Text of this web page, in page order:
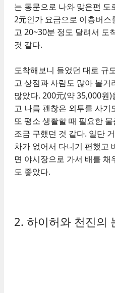
는 동문으로 나와 맞은편 도
2元인가 요금으로 이층버스
고 20~30분 정도 달려서 도
것 같다.
도착해보니 들었던 대로 규
고 상점과 사람도 많아 볼거
많았다. 200元(약 35,000원)
고 나름 괜찮은 외투를 사기
또 평소 생활할 때 필요한 물
조금 구했던 것 같다. 일단
차가 없어서 다니기 편했고
면 야시장으로 가서 배를 채
도 좋았다.
2. 하이허와 천진의